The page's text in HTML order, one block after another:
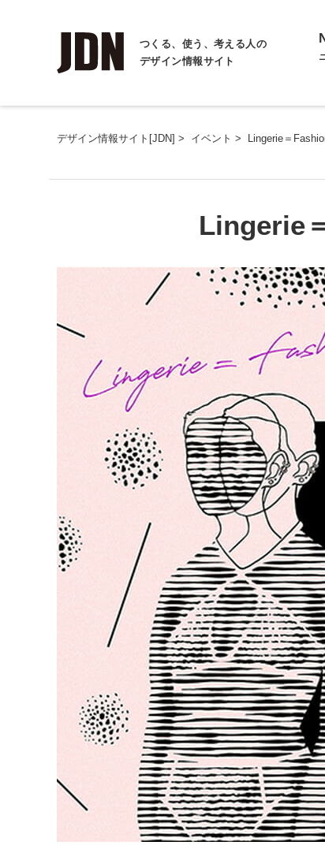
つくる、使う、考える人の
デザイン情報サイト
デザイン情報サイト[JDN] > イベント > Lingerie＝
Lingerie